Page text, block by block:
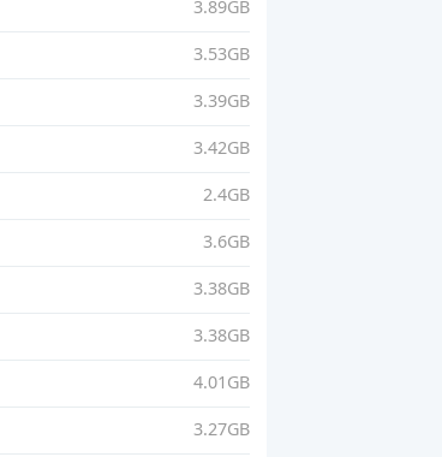
3.89GB
3.53GB
3.39GB
3.42GB
2.4GB
3.6GB
3.38GB
3.38GB
4.01GB
3.27GB